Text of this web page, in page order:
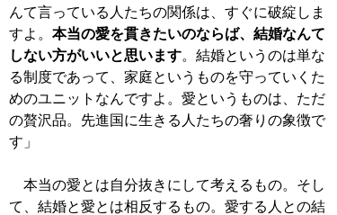
んて言っている人たちの関係は、すぐに破綻しま
すよ。 本当の愛を貫きたいのならば、結婚なんて
しない方がいいと思います。結婚というのは単な
る制度であって、家庭というものを守っていくた
めのユニットなんですよ。愛というものは、ただ
の贅沢品。先進国に生きる人たちの奢りの象徴で
す」
本当の愛とは自分抜きにして考えるもの。そし
て、結婚と愛とは相反するもの。愛する人との結